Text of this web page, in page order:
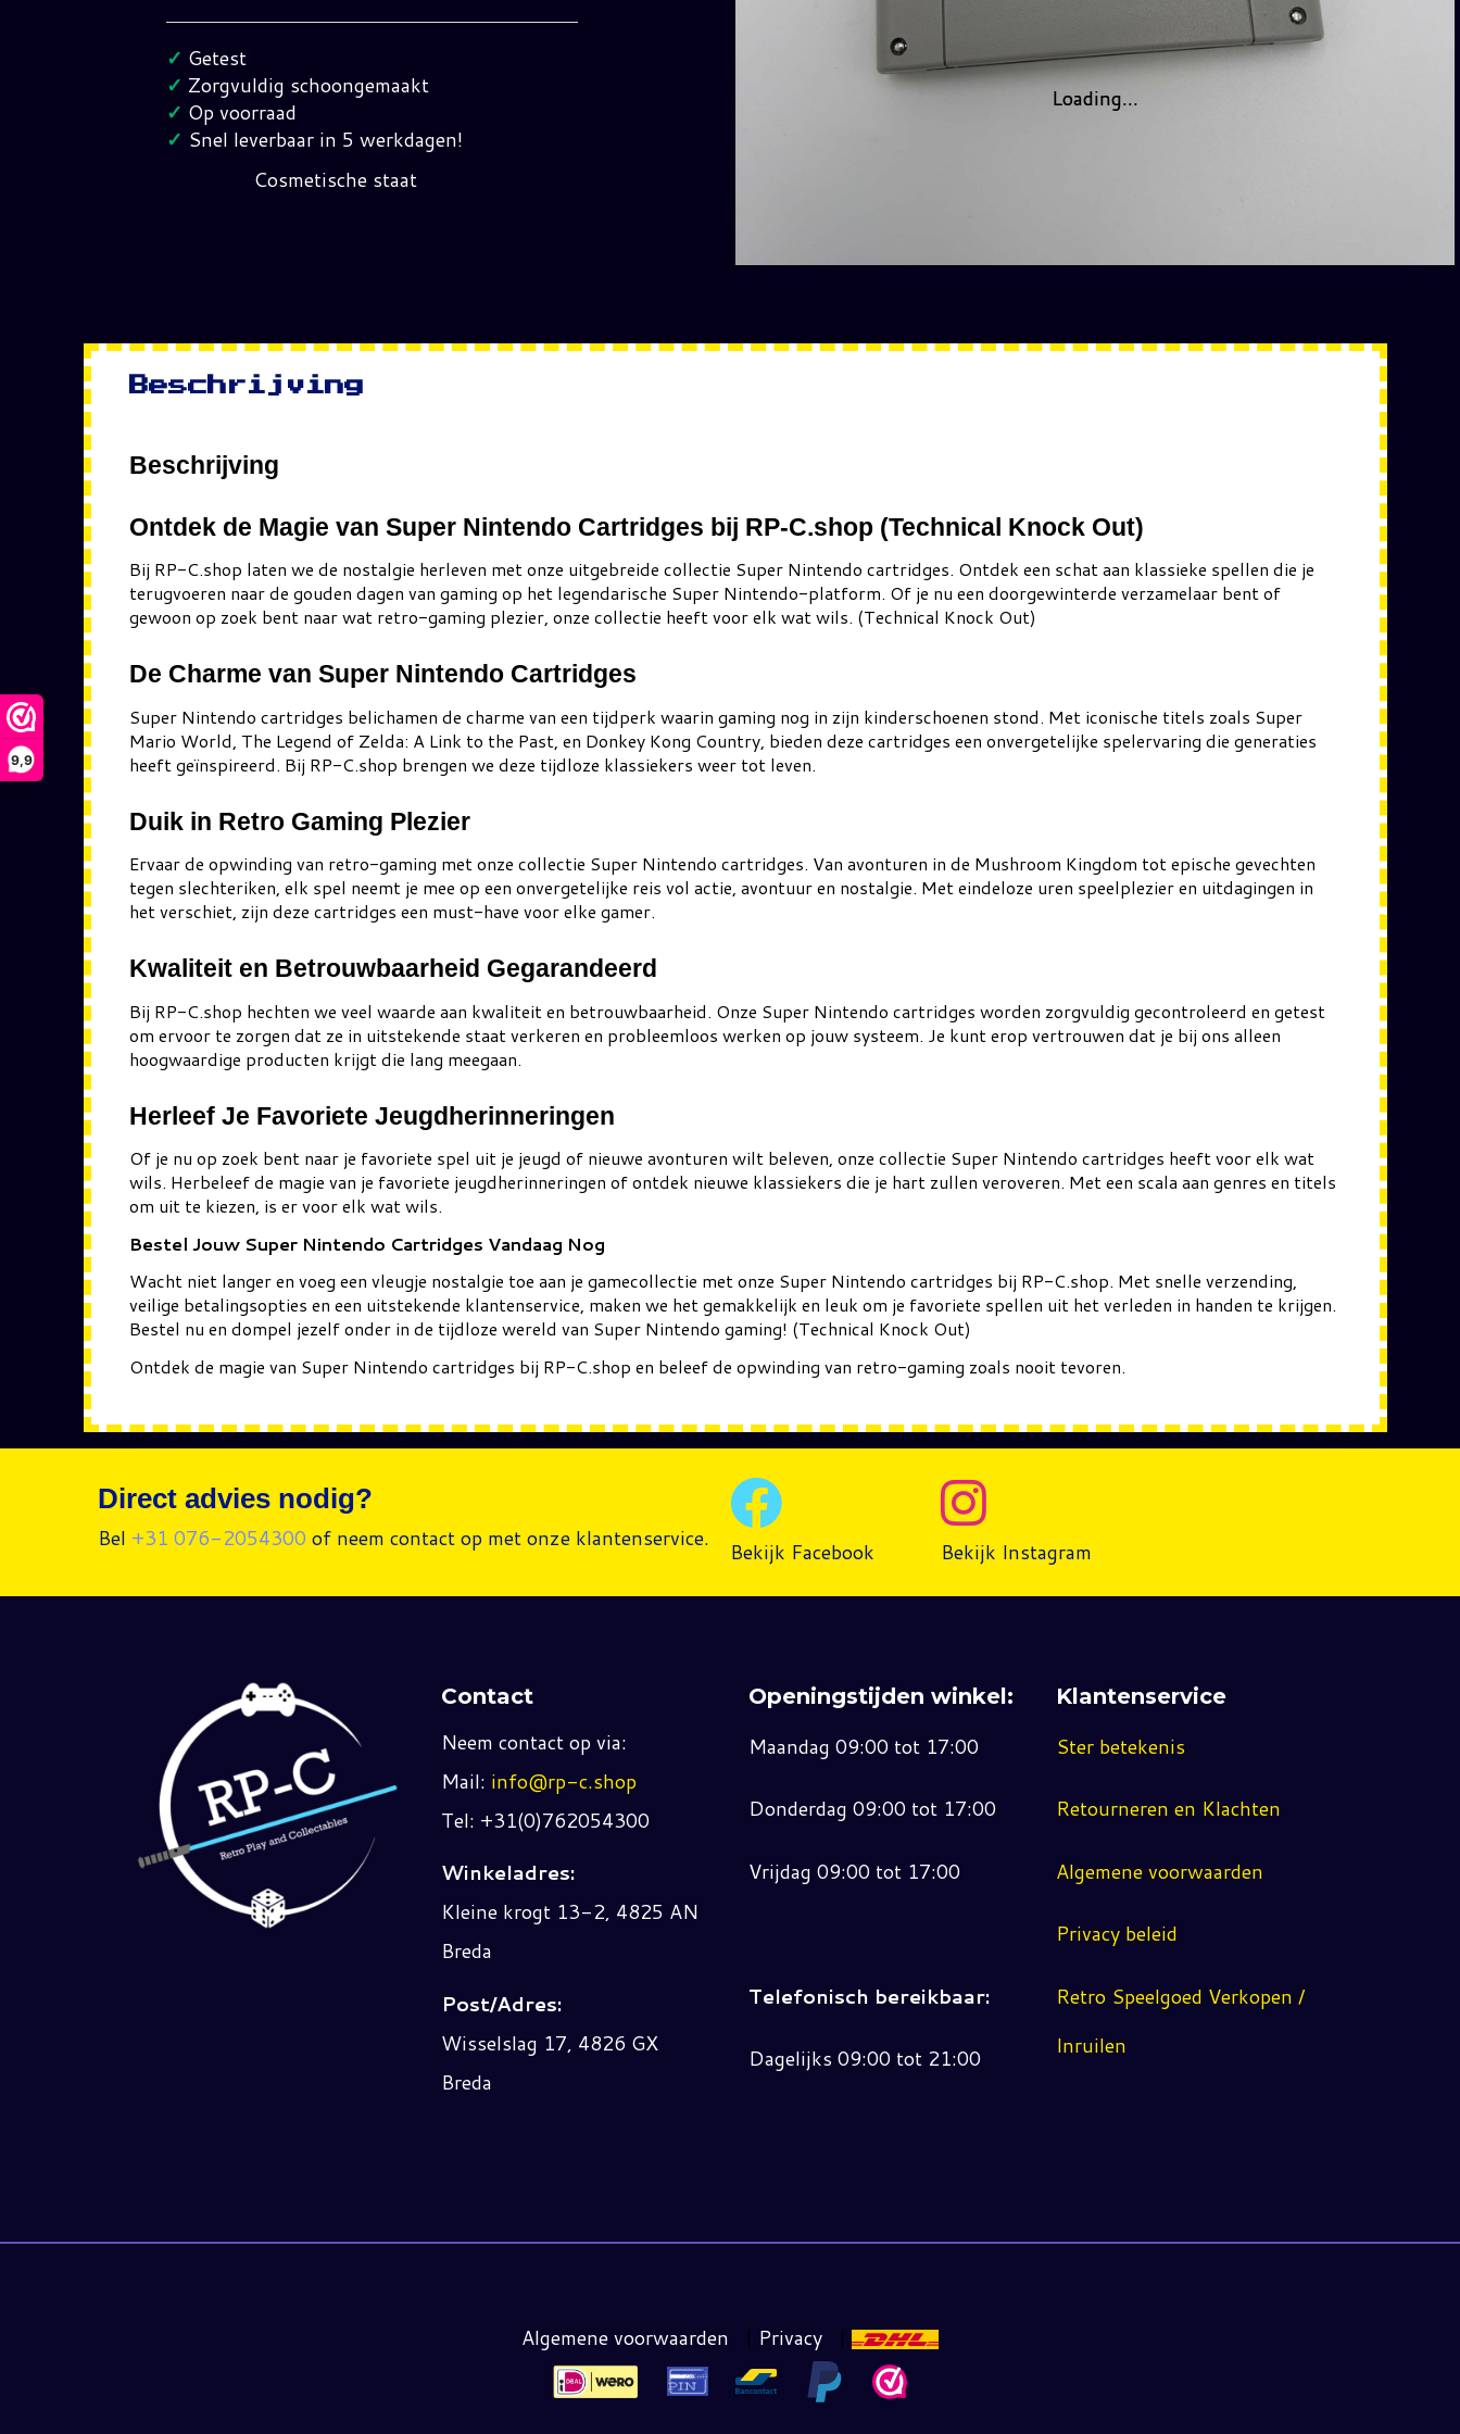
9,9
Knock
Out
Super
Nintendo
(FRG)
✓ Getest
✓ Zorgvuldig schoongemaakt
✓ Op voorraad
✓ Snel leverbaar in 5 werkdagen!
Cosmetische staat
Loading...
Loading...
Beschrijving
Beschrijving
Ontdek de Magie van Super Nintendo Cartridges bij RP-C.shop (Technical Knock Out)
Bij RP-C.shop laten we de nostalgie herleven met onze uitgebreide collectie Super Nintendo cartridges. Ontdek een schat aan klassieke spellen die je
terugvoeren naar de gouden dagen van gaming op het legendarische Super Nintendo-platform. Of je nu een doorgewinterde verzamelaar bent of
gewoon op zoek bent naar wat retro-gaming plezier, onze collectie heeft voor elk wat wils. (Technical Knock Out)
De Charme van Super Nintendo Cartridges
Super Nintendo cartridges belichamen de charme van een tijdperk waarin gaming nog in zijn kinderschoenen stond. Met iconische titels zoals Super
Mario World, The Legend of Zelda: A Link to the Past, en Donkey Kong Country, bieden deze cartridges een onvergetelijke spelervaring die generaties
heeft geïnspireerd. Bij RP-C.shop brengen we deze tijdloze klassiekers weer tot leven.
Duik in Retro Gaming Plezier
Ervaar de opwinding van retro-gaming met onze collectie Super Nintendo cartridges. Van avonturen in de Mushroom Kingdom tot epische gevechten
tegen slechteriken, elk spel neemt je mee op een onvergetelijke reis vol actie, avontuur en nostalgie. Met eindeloze uren speelplezier en uitdagingen in
het verschiet, zijn deze cartridges een must-have voor elke gamer.
Kwaliteit en Betrouwbaarheid Gegarandeerd
Bij RP-C.shop hechten we veel waarde aan kwaliteit en betrouwbaarheid. Onze Super Nintendo cartridges worden zorgvuldig gecontroleerd en getest
om ervoor te zorgen dat ze in uitstekende staat verkeren en probleemloos werken op jouw systeem. Je kunt erop vertrouwen dat je bij ons alleen
hoogwaardige producten krijgt die lang meegaan.
Herleef Je Favoriete Jeugdherinneringen
Of je nu op zoek bent naar je favoriete spel uit je jeugd of nieuwe avonturen wilt beleven, onze collectie Super Nintendo cartridges heeft voor elk wat
wils. Herbeleef de magie van je favoriete jeugdherinneringen of ontdek nieuwe klassiekers die je hart zullen veroveren. Met een scala aan genres en titels
om uit te kiezen, is er voor elk wat wils.
Bestel Jouw Super Nintendo Cartridges Vandaag Nog
Wacht niet langer en voeg een vleugje nostalgie toe aan je gamecollectie met onze Super Nintendo cartridges bij RP-C.shop. Met snelle verzending,
veilige betalingsopties en een uitstekende klantenservice, maken we het gemakkelijk en leuk om je favoriete spellen uit het verleden in handen te krijgen.
Bestel nu en dompel jezelf onder in de tijdloze wereld van Super Nintendo gaming! (Technical Knock Out)
Ontdek de magie van Super Nintendo cartridges bij RP-C.shop en beleef de opwinding van retro-gaming zoals nooit tevoren.
Direct advies nodig?
Bel +31 076-2054300 of neem contact op met onze klantenservice. Bekijk Facebook Bekijk Instagram
Contact
Neem contact op via:
Mail: info@rp-c.shop
Tel: +31(0)762054300
Winkeladres:
Kleine krogt 13-2, 4825 AN
Breda
Post/Adres:
Wisselslag 17, 4826 GX
Breda
Openingstijden winkel:
Maandag 09:00 tot 17:00
Donderdag 09:00 tot 17:00
Vrijdag 09:00 tot 17:00
Telefonisch bereikbaar:
Dagelijks 09:00 tot 21:00
Klantenservice
Ster betekenis
Retourneren en Klachten
Algemene voorwaarden
Privacy beleid
Retro Speelgoed Verkopen /
Inruilen
Algemene voorwaarden | Privacy |